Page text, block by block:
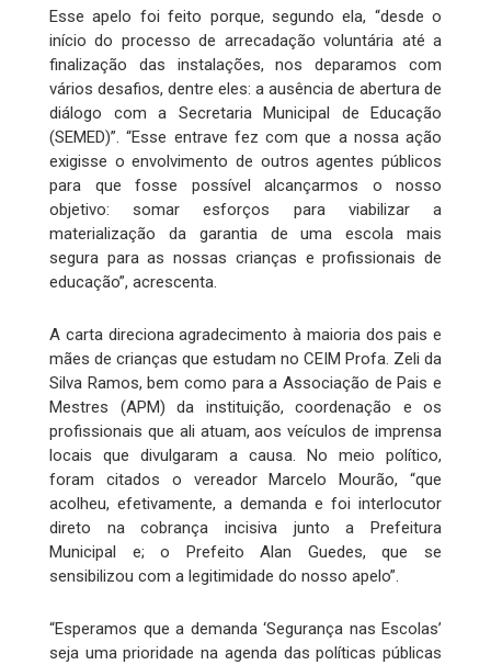
Esse apelo foi feito porque, segundo ela, “desde o
início do processo de arrecadação voluntária até a
finalização das instalações, nos deparamos com
vários desafios, dentre eles: a ausência de abertura de
diálogo com a Secretaria Municipal de Educação
(SEMED)”. “Esse entrave fez com que a nossa ação
exigisse o envolvimento de outros agentes públicos
para que fosse possível alcançarmos o nosso
objetivo: somar esforços para viabilizar a
materialização da garantia de uma escola mais
segura para as nossas crianças e profissionais de
educação”, acrescenta.
A carta direciona agradecimento à maioria dos pais e
mães de crianças que estudam no CEIM Profa. Zeli da
Silva Ramos, bem como para a Associação de Pais e
Mestres (APM) da instituição, coordenação e os
profissionais que ali atuam, aos veículos de imprensa
locais que divulgaram a causa. No meio político,
foram citados o vereador Marcelo Mourão, “que
acolheu, efetivamente, a demanda e foi interlocutor
direto na cobrança incisiva junto a Prefeitura
Municipal e; o Prefeito Alan Guedes, que se
sensibilizou com a legitimidade do nosso apelo”.
“Esperamos que a demanda ‘Segurança nas Escolas’
seja uma prioridade na agenda das políticas públicas